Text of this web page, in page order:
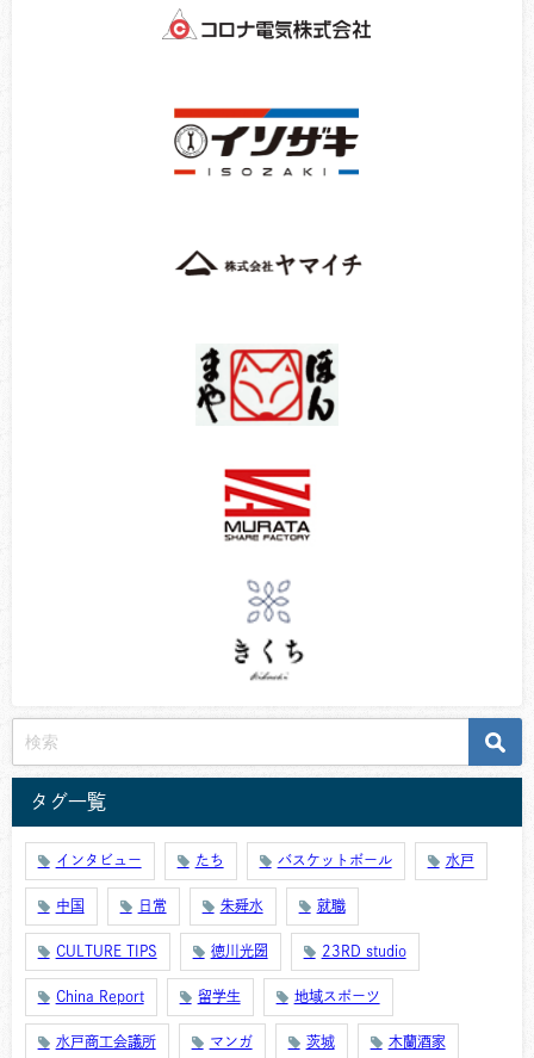
タグ一覧
インタビュー たち バスケットボール 水戸
中国 日常 朱舜水 就職
CULTURE TIPS 徳川光圀 23RD studio
China Report 留学生 地域スポーツ
水戸商工会議所 マンガ 茨城 木蘭酒家